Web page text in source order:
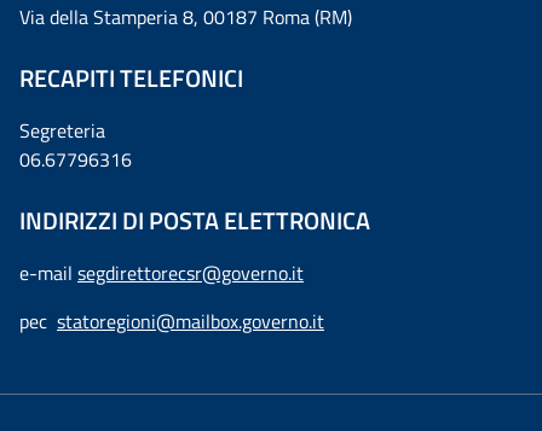
Via della Stamperia 8, 00187 Roma (RM)
RECAPITI TELEFONICI
Segreteria
06.67796316
INDIRIZZI DI POSTA ELETTRONICA
e-mail segdirettorecsr@governo.it
pec statoregioni@mailbox.governo.it